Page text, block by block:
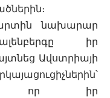
նախարար
իր
Ավստրիայի
որ իր